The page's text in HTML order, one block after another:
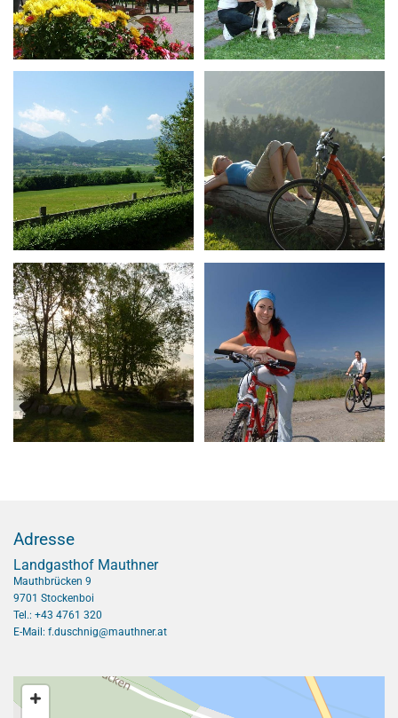
Adresse
Landgasthof Mauthner
Mauthbrücken 9
9701 Stockenboi
Tel.: +43 4761 320
E-Mail: f.duschnig@mauthner.at